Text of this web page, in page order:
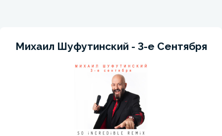
Михаил Шуфутинский - 3-е Сентября